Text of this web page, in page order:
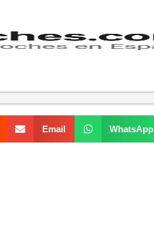
Email WhatsApp